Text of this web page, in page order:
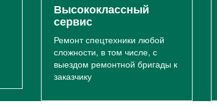
Высококлассный
сервис
Ремонт спецтехники любой
сложности, в том числе, с
выездом ремонтной бригады к
заказчику